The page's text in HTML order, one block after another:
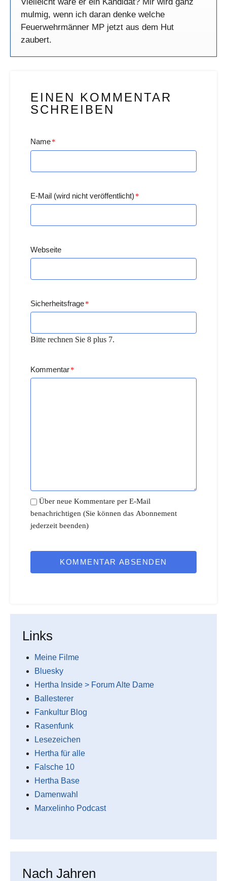
mulmig, wenn ich daran denke welche
Feuerwehrmänner MP jetzt aus dem Hut
zaubert.
EINEN KOMMENTAR
SCHREIBEN
Name*
E-Mail (wird nicht veröffentlicht) *
Webseite
Sicherheitsfrage*
Bitte rechnen Sie 8 plus 7.
Kommentar*
Über neue Kommentare per E-Mail
benachrichtigen (Sie können das Abonnement
jederzeit beenden)
KOMMENTAR ABSENDEN
Links
Meine Filme
Bluesky
Hertha Inside > Forum Alte Dame
Ballesterer
Fankultur Blog
Rasenfunk
Lesezeichen
Hertha für alle
Falsche 10
Hertha Base
Damenwahl
Marxelinho Podcast
Nach Jahren